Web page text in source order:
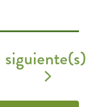
Eventos
siguiente(s)